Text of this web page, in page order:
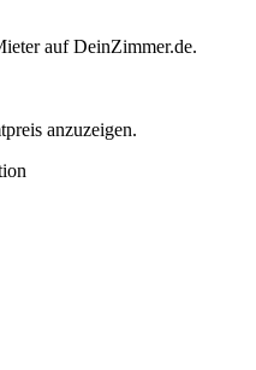
auf DeinZimmer.de.
anzuzeigen.